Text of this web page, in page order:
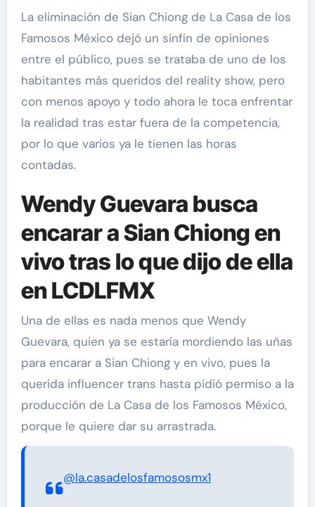
La eliminación de Sian Chiong de La Casa de los
Famosos México dejó un sinfín de opiniones
entre el público, pues se trataba de uno de los
habitantes más queridos del reality show, pero
con menos apoyo y todo ahora le toca enfrentar
la realidad tras estar fuera de la competencia,
por lo que varios ya le tienen las horas
contadas.
Wendy Guevara busca
encarar a Sian Chiong en
vivo tras lo que dijo de ella
en LCDLFMX
Una de ellas es nada menos que Wendy
Guevara, quien ya se estaría mordiendo las uñas
para encarar a Sian Chiong y en vivo, pues la
querida influencer trans hasta pidió permiso a la
producción de La Casa de los Famosos México,
porque le quiere dar su arrastrada.
@la.casadelosfamososmx1